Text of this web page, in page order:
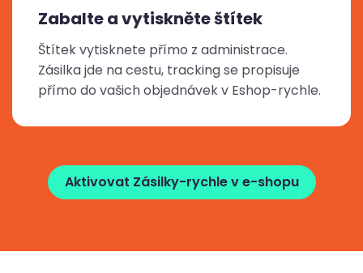
Zabalte a vytiskněte štítek
Štítek vytisknete přímo z administrace.
Zásilka jde na cestu, tracking se propisuje
přímo do vašich objednávek v Eshop-rychle.
Aktivovat Zásilky-rychle v e-shopu